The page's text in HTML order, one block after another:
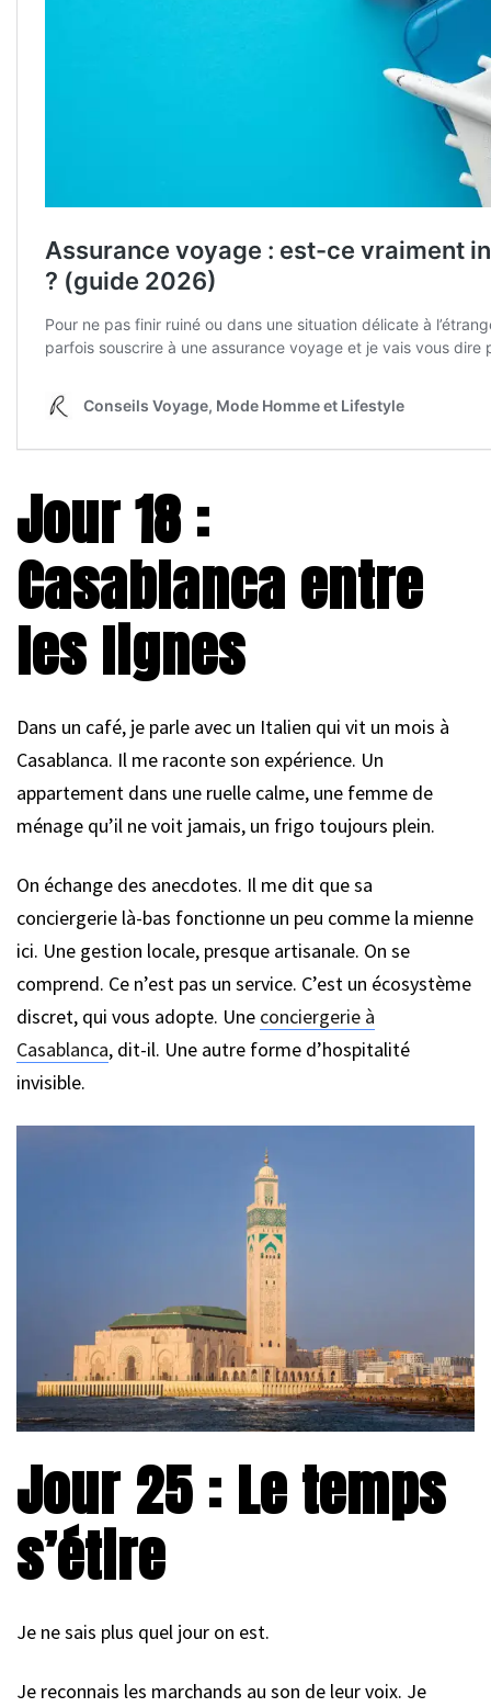
Jour 18 :
Casablanca entre
les lignes
Dans un café, je parle avec un Italien qui vit un mois à
Casablanca. Il me raconte son expérience. Un
appartement dans une ruelle calme, une femme de
ménage qu’il ne voit jamais, un frigo toujours plein.
On échange des anecdotes. Il me dit que sa
conciergerie là-bas fonctionne un peu comme la mienne
ici. Une gestion locale, presque artisanale. On se
comprend. Ce n’est pas un service. C’est un écosystème
discret, qui vous adopte. Une conciergerie à
Casablanca, dit-il. Une autre forme d’hospitalité
invisible.
Jour 25 : Le temps
s’étire
Je ne sais plus quel jour on est.
Je reconnais les marchands au son de leur voix. Je